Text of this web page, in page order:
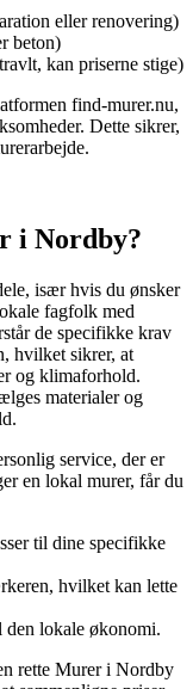
eller renovering)
beton)
kan priserne stige)
find-murer.nu,
Dette sikrer,
i Nordby?
især hvis du ønsker
fagfolk med
de specifikke krav
hvilket sikrer, at
og klimaforhold.
materialer og
service, der er
en lokal murer, får du
til dine specifikke
hvilket kan lette
den lokale økonomi.
rette Murer i Nordby